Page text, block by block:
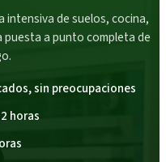
intensiva de suelos, cocina,
puesta a punto completa de
sin preocupaciones
horas